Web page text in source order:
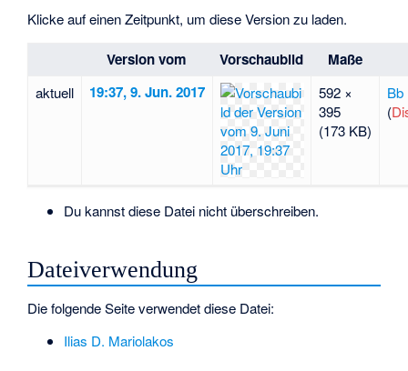
Klicke auf einen Zeitpunkt, um diese Version zu laden.
Version vom Vorschaubild Maße
aktuell 19:37, 9. Jun. 2017
592 ×
395
(173 KB)
Bb
(
Du kannst diese Datei nicht überschreiben.
Dateiverwendung
Die folgende Seite verwendet diese Datei:
Ilias D. Mariolakos